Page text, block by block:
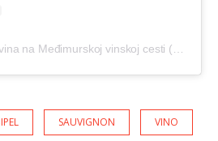
SAUVIGNON VINO